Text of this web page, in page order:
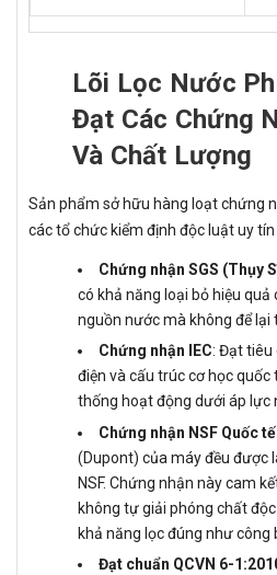
Lõi Lọc Nước
Đạt Các Chứng
Và Chất Lượng
Sản phẩm sở hữu hàng loạt chứng
các tổ chức kiểm định độc luật uy
Chứng nhận SGS (Thụy
có khả năng loại bỏ hiệu
nguồn nước mà không để lại
Chứng nhận IEC: Đạt tiêu
điện và cấu trúc cơ học quốc
thống hoạt động dưới áp lực
Chứng nhận NSF Quốc
(Dupont) của máy đều được
NSF. Chứng nhận này cam
không tự giải phóng chất
khả năng lọc đúng như công
Đạt chuẩn QCVN 6-